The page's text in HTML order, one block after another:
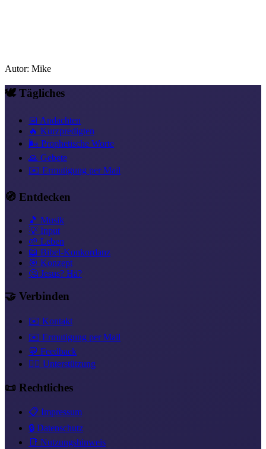
Autor: Mike
🕊️ Tägliches
📅 Andachten
🔥 Kurzpredigten
🌬️ Prophetische Worte
🙏 Gebete
✉️ Ermutigung per Mail
🧭 Entdecken
🎵 Musik
💡 Input
🌱 Leben
📖 Bibel-Konkordanz
🎯 Konzept
🤔 Jesus? Hä?
🤝 Verbinden
✉️ Kontakt
✉️ Ermutigung per Mail
💬 Feedback
❤️‍🔥 Unterstützung
📜 Rechtliches
📋 Impressum
🔒 Datenschutz
📑 Nutzungshinweis